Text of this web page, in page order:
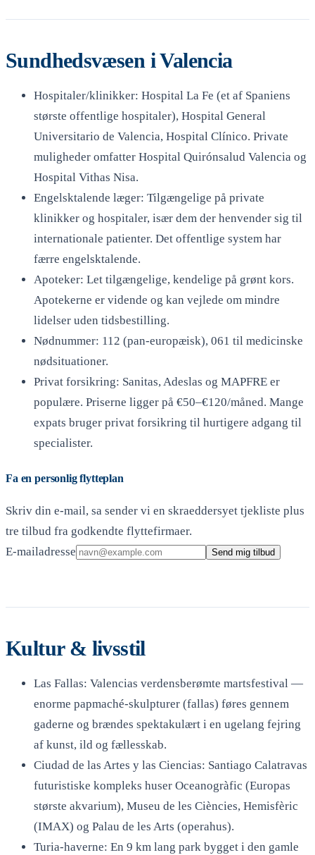
Sundhedsvæsen i Valencia
Hospitaler/klinikker: Hospital La Fe (et af Spaniens
største offentlige hospitaler), Hospital General
Universitario de Valencia, Hospital Clínico. Private
muligheder omfatter Hospital Quirónsalud Valencia og
Hospital Vithas Nisa.
Engelsktalende læger: Tilgængelige på private
klinikker og hospitaler, især dem der henvender sig til
internationale patienter. Det offentlige system har
færre engelsktalende.
Apoteker: Let tilgængelige, kendelige på grønt kors.
Apotekerne er vidende og kan vejlede om mindre
lidelser uden tidsbestilling.
Nødnummer: 112 (pan-europæisk), 061 til medicinske
nødsituationer.
Privat forsikring: Sanitas, Adeslas og MAPFRE er
populære. Priserne ligger på €50–€120/måned. Mange
expats bruger privat forsikring til hurtigere adgang til
specialister.
Fa en personlig flytteplan
Skriv din e-mail, sa sender vi en skraeddersyet tjekliste plus
tre tilbud fra godkendte flyttefirmaer.
E-mailadresse
Send mig tilbud
Kultur & livsstil
Las Fallas: Valencias verdensberømte martsfestival —
enorme papmaché-skulpturer (fallas) føres gennem
gaderne og brændes spektakulært i en ugelang fejring
af kunst, ild og fællesskab.
Ciudad de las Artes y las Ciencias: Santiago Calatravas
futuristiske kompleks huser Oceanogràfic (Europas
største akvarium), Museu de les Ciències, Hemisfèric
(IMAX) og Palau de les Arts (operahus).
Turia-haverne: En 9 km lang park bygget i den gamle